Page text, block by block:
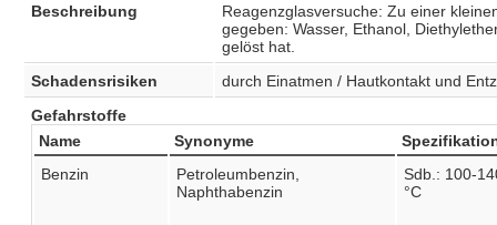
Beschreibung
Reagenzglasversuche: Zu einer
gegeben: Wasser, Ethanol,
gelöst hat.
Schadensrisiken
durch Einatmen / Hautkontakt und
Gefahrstoffe
Name
Synonyme
Benzin
Petroleumbenzin,
Naphthabenzin
Sdb.: 100-
°C